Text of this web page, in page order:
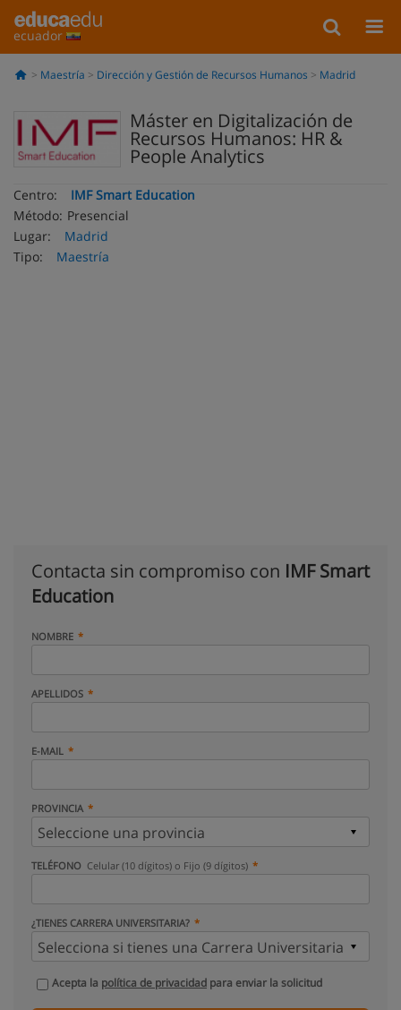
ecuador
Maestría Dirección y Gestión de Recursos Humanos Madrid
Máster en Digitalización de
Recursos Humanos: HR &
People Analytics
Centro:
IMF Smart Education
Método: Presencial
Lugar:
Madrid
Tipo:
Maestría
Contacta sin compromiso con IMF Smart
Education
NOMBRE
APELLIDOS
E-MAIL
PROVINCIA
TELÉFONO Celular (10 dígitos) o Fijo (9 dígitos)
¿TIENES CARRERA UNIVERSITARIA?
Acepta la política de privacidad para enviar la solicitud